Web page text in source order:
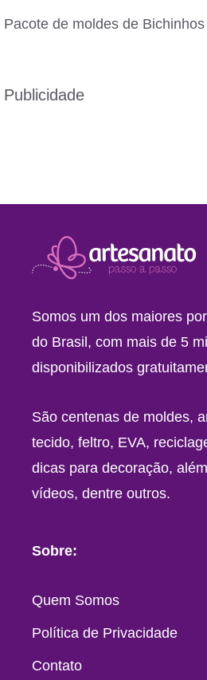
Pacote de moldes de
Publicidade
Somos um dos maiores
do Brasil, com mais de 5
disponibilizados
São centenas de moldes,
tecido, feltro, EVA,
dicas para decoração,
vídeos, dentre outros.
Sobre:
Quem Somos
Política de Privacidade
Contato